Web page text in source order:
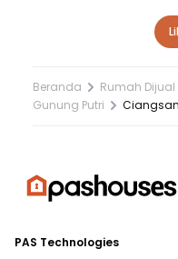
Beranda Rumah Dijual
Gunung Putri
PAS Technologies